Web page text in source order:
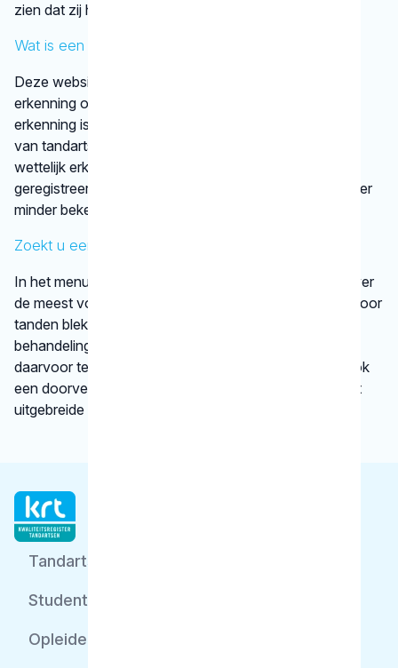
zien dat zij hun vak bijhouden.
Wat is een discipline?
Deze website vermeldt alleen disciplines met een
erkenning op basis van vastgestelde criteria. Die
erkenning is afgegeven door een vereniging
van tandartsen. De kaakchirurg en de orthodontist zijn
wettelijk erkende specialisaties. Alle specialisten staan
geregistreerd in het
. Bij disciplines waarover
minder bekend is, verwijst het KRT door.
Zoekt u een specifieke behandeling?
In het menu onder
vindt u informatie over
de meest voorkomende behandelingen, bijvoorbeeld voor
tanden bleken. We vertellen kort en krachtig wat een
behandeling inhoudt en bij welke gebitsspecialist u
daarvoor terecht kunt. Per type behandeling vindt u ook
een doorverwijzing naar een betrouwbare website met
uitgebreide informatie.
Tandarts
Student
Opleider